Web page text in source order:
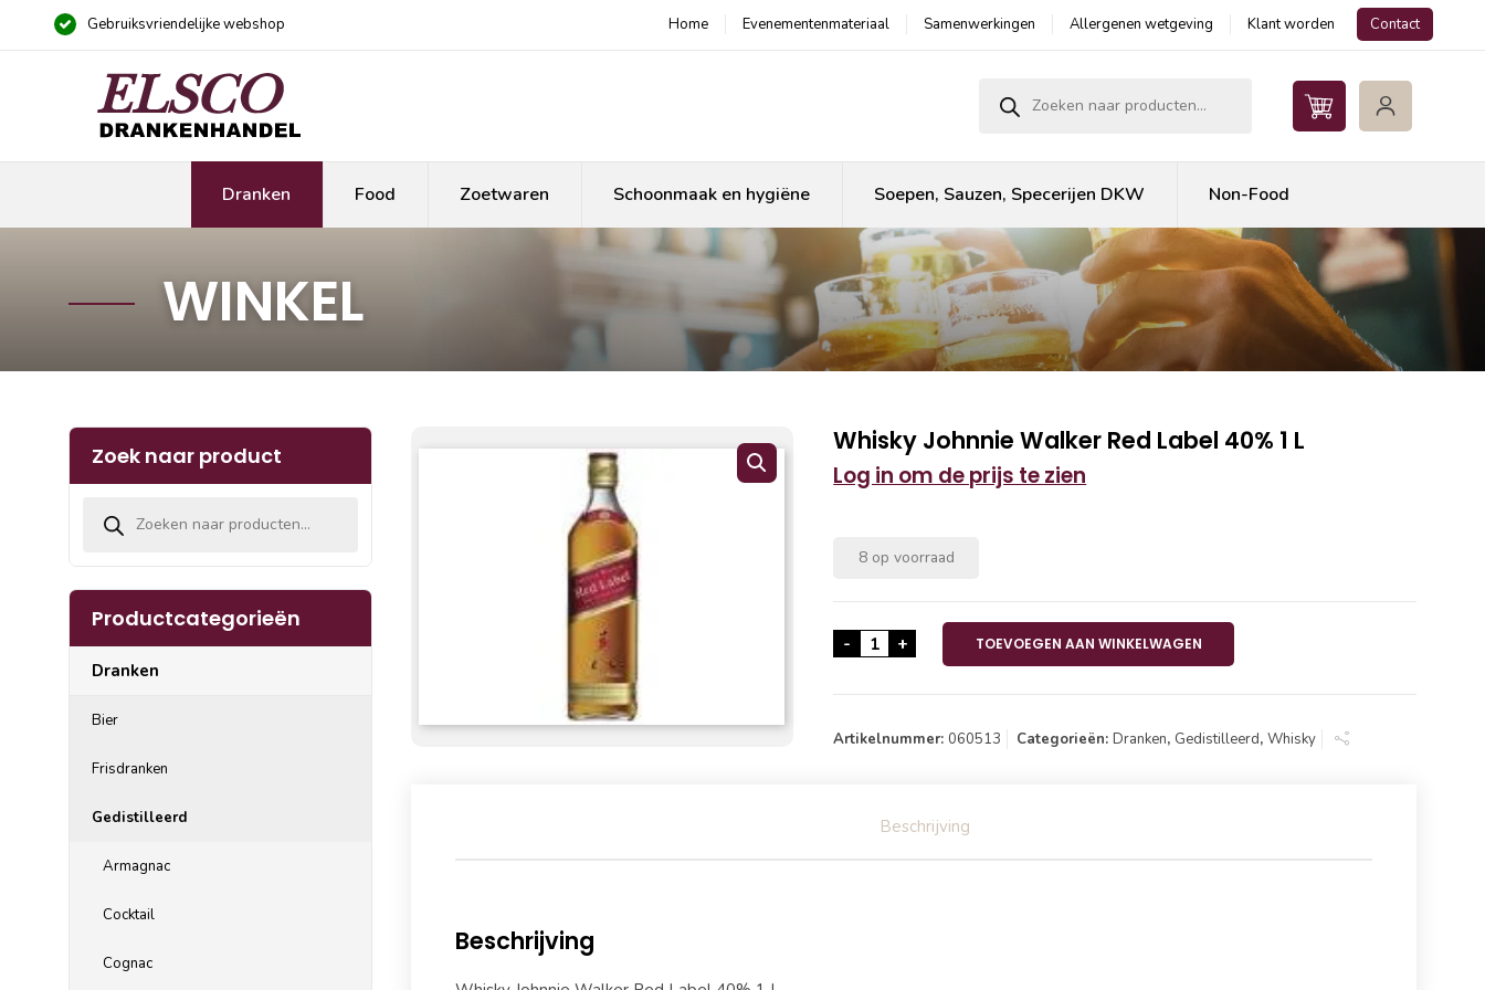
Gebruiksvriendelijke webshop Home Evenementenmateriaal Samenwerkingen Allergenen wetgeving Klant worden Contact
Dranken Food Zoetwaren Schoonmaak en hygiëne Soepen, Sauzen, Specerijen DKW Non-Food
WINKEL
Whisky Johnnie Walker Red Label 40% 1 L
Log in om de prijs te zien
8 op voorraad
- Whisky Johnnie Walker Red Label 40% 1 L aantal
+ TOEVOEGEN AAN WINKELWAGEN
Artikelnummer: 060513 Categorieën:Dranken, Gedistilleerd,Whisky
Beschrijving
Beschrijving
Zoek naar product
Productcategorieën
Dranken
Bier
Frisdranken
Gedistilleerd
Armagnac
Cocktail
Cognac